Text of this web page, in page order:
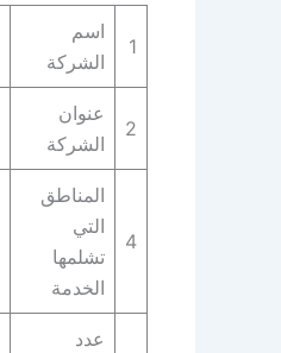
1
اسم
الشركة
2
عنوان
الشركة
4
المناطق
التي
تشلمها
الخدمة
عدد